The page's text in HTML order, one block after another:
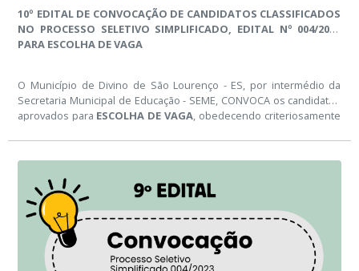
10º EDITAL DE CONVOCAÇÃO DE CANDIDATOS CLASSIFICADOS
NO PROCESSO SELETIVO SIMPLIFICADO, EDITAL Nº 004/2023
PARA ESCOLHA DE VAGA
O Município de Divino de São Lourenço - ES, por intermédio da
Secretaria Municipal de Educação - SEME, CONVOCA os candidatos
aprovados para ESCOLHA DE VAGA, obedecendo criteriosamente